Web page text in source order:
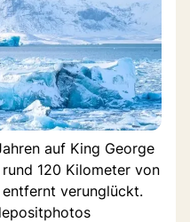
auf King George
120 Kilometer von
verunglückt.